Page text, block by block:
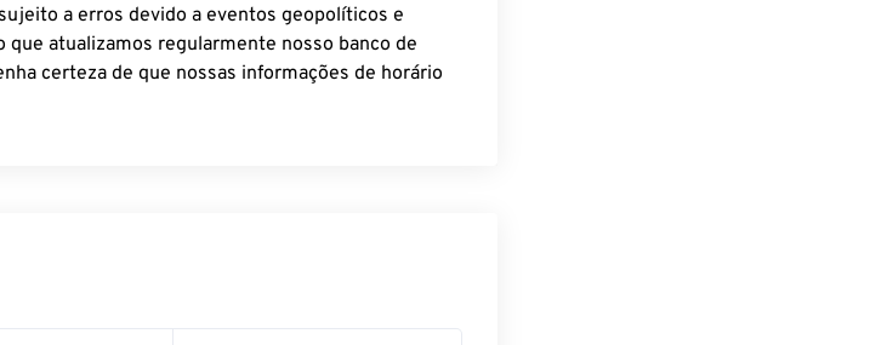
a erros devido a eventos geopolíticos e
que atualizamos regularmente nosso banco de
certeza de que nossas informações de horário